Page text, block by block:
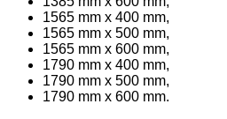
1565 mm x 400 mm,
1565 mm x 500 mm,
1565 mm x 600 mm,
1790 mm x 400 mm,
1790 mm x 500 mm,
1790 mm x 600 mm.